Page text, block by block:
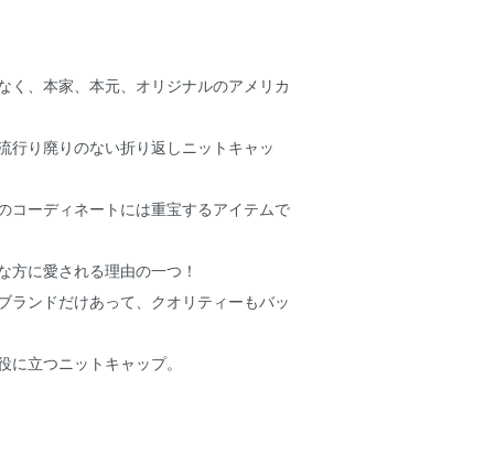
く、本家、本元、オリジナルのアメリカ
行り廃りのない折り返しニットキャッ
コーディネートには重宝するアイテムで
方に愛される理由の一つ！
ランドだけあって、クオリティーもバッ
立つニットキャップ。